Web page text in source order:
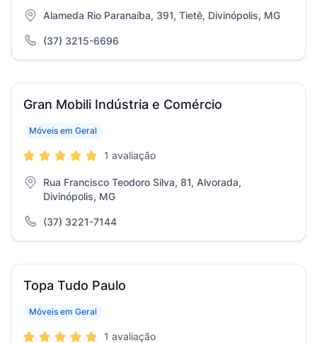
Alameda Rio Paranaíba, 391, Tietê, Divinópolis, MG
(37) 3215-6696
Gran Mobili Indústria e Comércio
Móveis em Geral
1 avaliação
Rua Francisco Teodoro Silva, 81, Alvorada,
Divinópolis, MG
(37) 3221-7144
Topa Tudo Paulo
Móveis em Geral
1 avaliação